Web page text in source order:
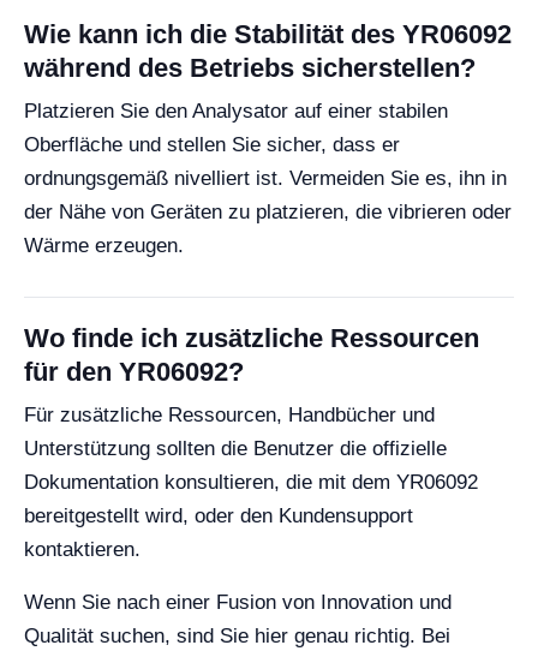
Wie kann ich die Stabilität des YR06092
während des Betriebs sicherstellen?
Platzieren Sie den Analysator auf einer stabilen
Oberfläche und stellen Sie sicher, dass er
ordnungsgemäß nivelliert ist. Vermeiden Sie es, ihn in
der Nähe von Geräten zu platzieren, die vibrieren oder
Wärme erzeugen.
Wo finde ich zusätzliche Ressourcen
für den YR06092?
Für zusätzliche Ressourcen, Handbücher und
Unterstützung sollten die Benutzer die offizielle
Dokumentation konsultieren, die mit dem YR06092
bereitgestellt wird, oder den Kundensupport
kontaktieren.
Wenn Sie nach einer Fusion von Innovation und
Qualität suchen, sind Sie hier genau richtig. Bei